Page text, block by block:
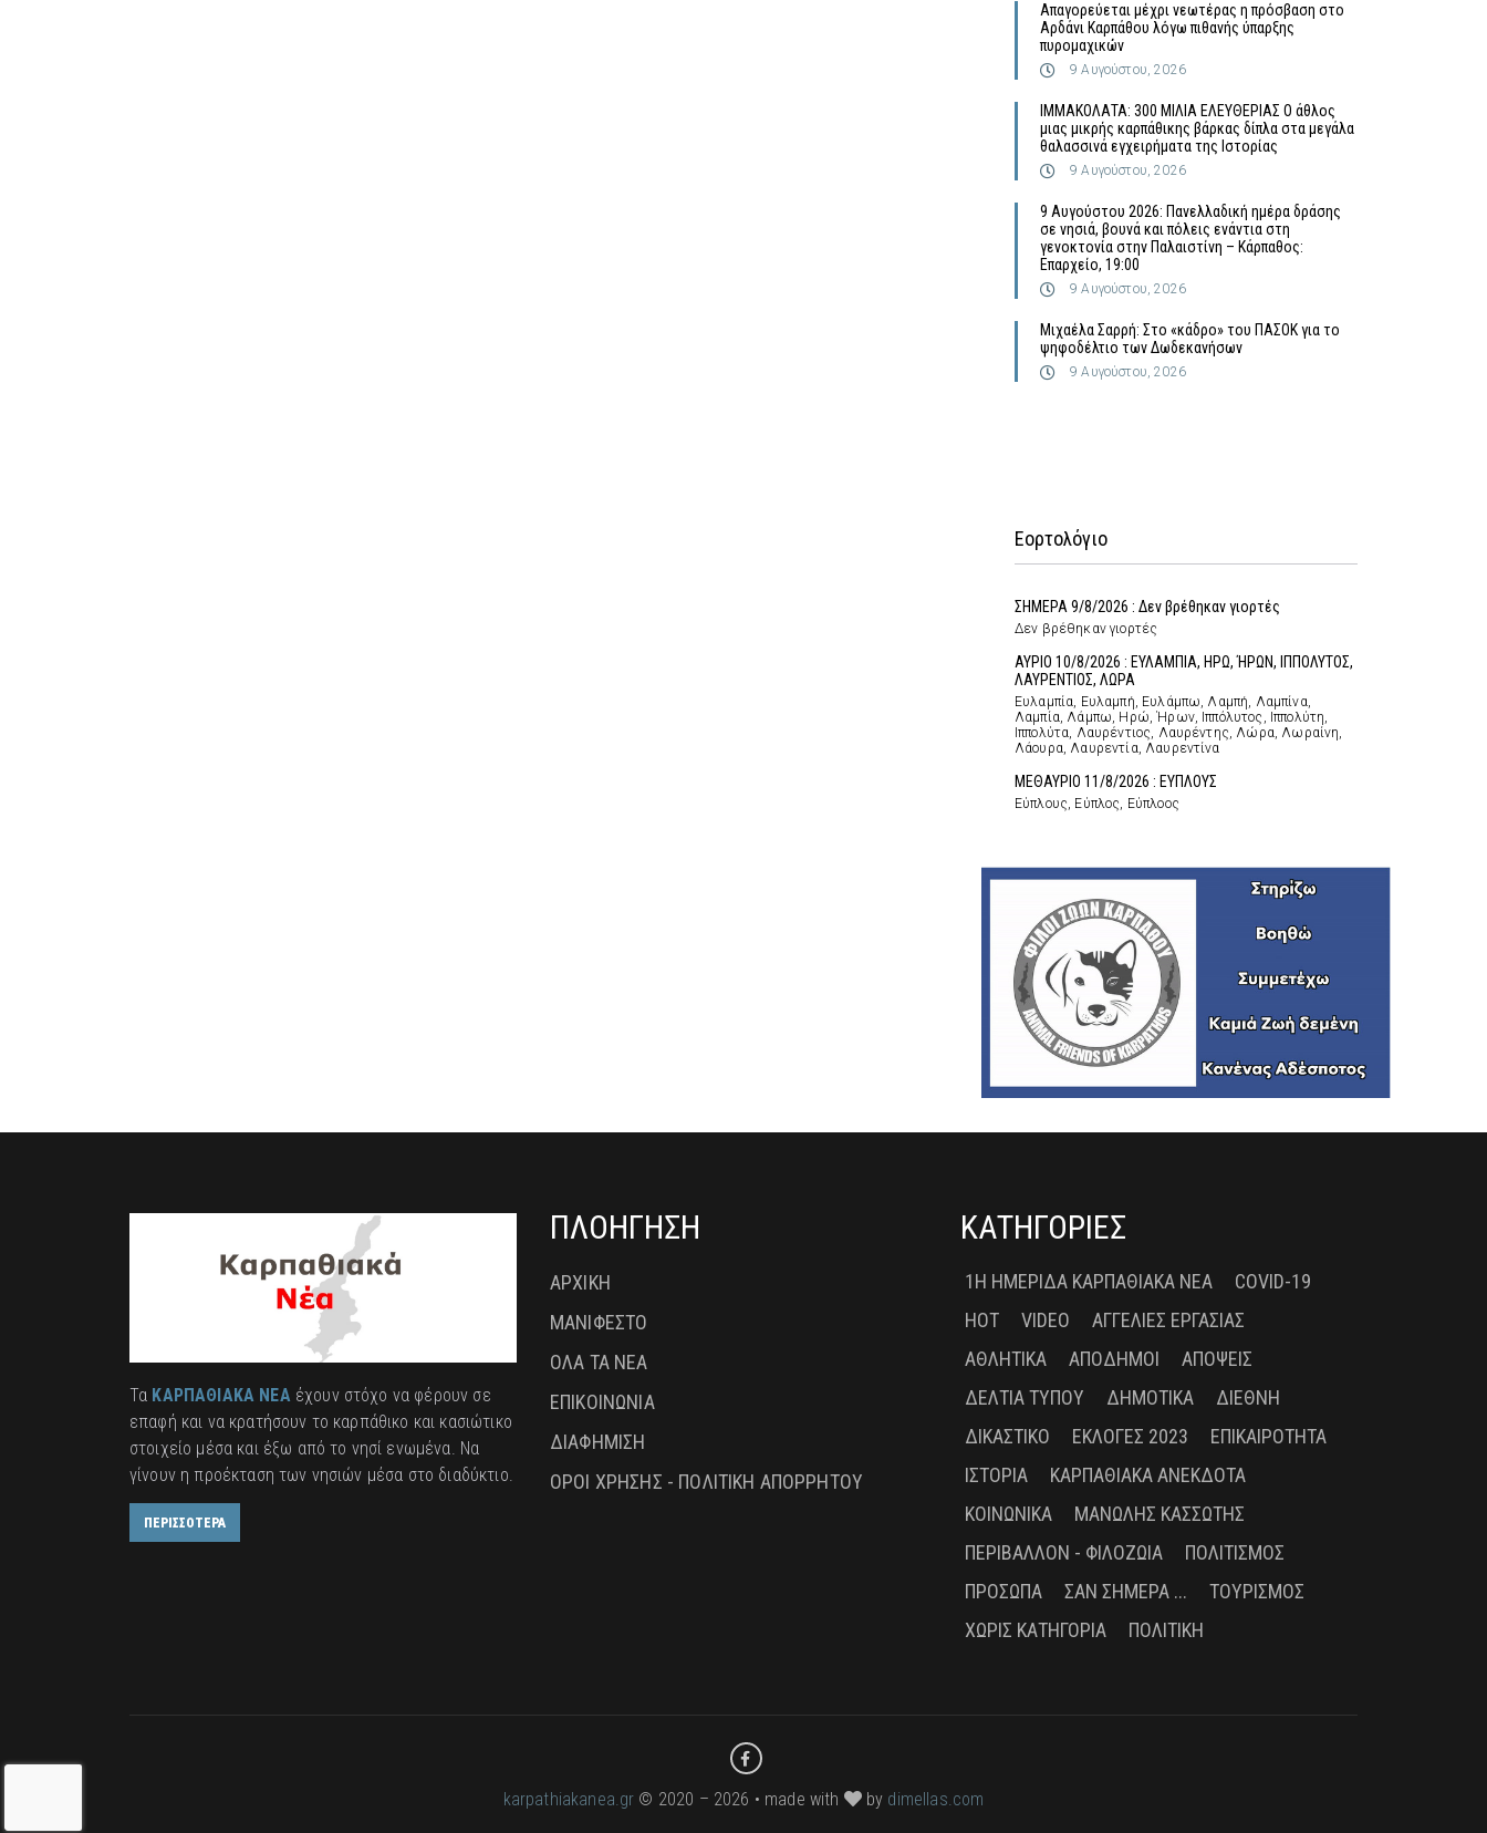
Απαγορεύεται μέχρι νεωτέρας η πρόσβαση στο
Αρδάνι Καρπάθου λόγω πιθανής ύπαρξης
πυρομαχικών
9 Αυγούστου, 2026
ΙΜΜΑΚΟΛΑΤΑ: 300 ΜΙΛΙΑ ΕΛΕΥΘΕΡΙΑΣ Ο άθλος
μιας μικρής καρπάθικης βάρκας δίπλα στα μεγάλα
θαλασσινά εγχειρήματα της Ιστορίας
9 Αυγούστου, 2026
9 Αυγούστου 2026: Πανελλαδική ημέρα δράσης
σε νησιά, βουνά και πόλεις ενάντια στη
γενοκτονία στην Παλαιστίνη – Κάρπαθος:
Επαρχείο, 19:00
9 Αυγούστου, 2026
Μιχαέλα Σαρρή: Στο «κάδρο» του ΠΑΣΟΚ για το
ψηφοδέλτιο των Δωδεκανήσων
9 Αυγούστου, 2026
Εορτολόγιο
ΣΗΜΕΡΑ 9/8/2026 : Δεν βρέθηκαν γιορτές
Δεν βρέθηκαν γιορτές
ΑΥΡΙΟ 10/8/2026 : ΕΥΛΑΜΠΙΑ, ΗΡΩ, ΉΡΩΝ, ΙΠΠΟΛΥΤΟΣ,
ΛΑΥΡΕΝΤΙΟΣ, ΛΩΡΑ
Ευλαμπία, Ευλαμπή, Ευλάμπω, Λαμπή, Λαμπίνα,
Λαμπία, Λάμπω, Ηρώ, Ήρων, Ιππόλυτος, Ιππολύτη,
Ιππολύτα, Λαυρέντιος, Λαυρέντης, Λώρα, Λωραίνη,
Λάουρα, Λαυρεντία, Λαυρεντίνα
ΜΕΘΑΥΡΙΟ 11/8/2026 : ΕΥΠΛΟΥΣ
Εύπλους, Εύπλος, Εύπλοος
Τα ΚΑΡΠΑΘΙΑΚΑ ΝΕΑέχουν στόχο να φέρουν σε
επαφή και να κρατήσουν το καρπάθικο και κασιώτικο
στοιχείο μέσα και έξω από το νησί ενωμένα. Να
γίνουν η προέκταση των νησιών μέσα στο διαδύκτιο.
ΠΕΡΙΣΣΟΤΕΡΑ
ΠΛΟΗΓΗΣΗ
ΑΡΧΙΚΗ
ΜΑΝΙΦΕΣΤΟ
ΟΛΑ ΤΑ ΝΕΑ
ΕΠΙΚΟΙΝΩΝΙΑ
ΔΙΑΦΗΜΙΣΗ
ΟΡΟΙ ΧΡΗΣΗΣ - ΠΟΛΙΤΙΚΗ ΑΠΟΡΡΗΤΟΥ
ΚΑΤΗΓΟΡΙΕΣ
1Η ΗΜΕΡΊΔΑ ΚΑΡΠΑΘΙΑΚΆ ΝΈΑ
COVID-19
HOT
VIDEO
ΑΓΓΕΛΊΕΣ ΕΡΓΑΣΊΑΣ
ΑΘΛΗΤΙΚΆ
ΑΠΌΔΗΜΟΙ
ΑΠΌΨΕΙΣ
ΔΕΛΤΊΑ ΤΎΠΟΥ
ΔΗΜΟΤΙΚΆ
ΔΙΕΘΝΉ
ΔΙΚΑΣΤΙΚΌ
ΕΚΛΟΓΈΣ 2023
ΕΠΙΚΑΙΡΌΤΗΤΑ
ΙΣΤΟΡΊΑ
ΚΑΡΠΑΘΙΑΚΆ ΑΝΈΚΔΟΤΑ
ΚΟΙΝΩΝΙΚΆ
ΜΑΝΏΛΗΣ ΚΑΣΣΏΤΗΣ
ΠΕΡΙΒΆΛΛΟΝ - ΦΙΛΟΖΩΊΑ
ΠΟΛΙΤΙΣΜΌΣ
ΠΡΌΣΩΠΑ
ΣΑΝ ΣΉΜΕΡΑ ...
ΤΟΥΡΙΣΜΌΣ
ΧΩΡΊΣ ΚΑΤΗΓΟΡΊΑ
ΠΟΛΙΤΙΚΉ
karpathiakanea.gr © 2020 – 2026 • made with by dimellas.com